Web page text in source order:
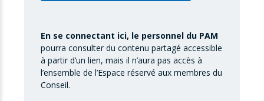
En se connectant ici, le personnel du PAM
pourra consulter du contenu partagé accessible
à partir d’un lien, mais il n’aura pas accès à
l’ensemble de l’Espace réservé aux membres du
Conseil.